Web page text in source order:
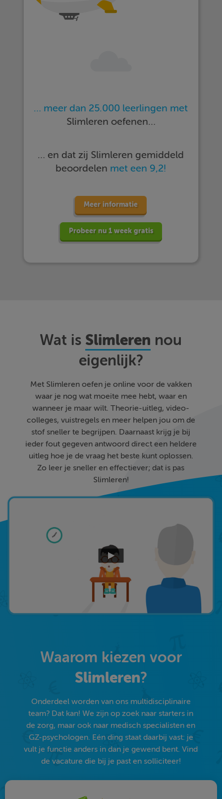
… meer dan 25.000 leerlingen met
Slimleren oefenen…
… en dat zij Slimleren gemiddeld
beoordelen met een 9,2!
Meer informatie
Probeer nu 1 week gratis
Wat is Slimleren nou
eigenlijk?
Met Slimleren oefen je online voor de vakken
waar je nog wat moeite mee hebt, waar en
wanneer je maar wilt. Theorie-uitleg, video-
colleges, vuistregels en meer helpen jou om de
stof sneller te begrijpen. Daarnaast krijg je bij
ieder fout gegeven antwoord direct een heldere
uitleg hoe je de vraag het beste kunt oplossen.
Zo leer je sneller en effectiever; dat is pas
Slimleren!
Waarom kiezen voor
Slimleren?
Onderdeel worden van ons multidisciplinaire
team? Dat kan! We zijn op zoek naar starters in
de zorg, maar ook naar medisch specialisten en
GZ-psychologen. Eén ding staat daarbij vast: je
vult je functie anders in dan je gewend bent. Vind
de vacature die bij je past en solliciteer!